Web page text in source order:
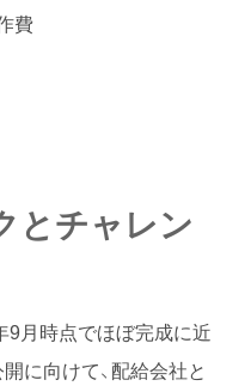
費
とチャレン
9月時点でほぼ完成に近
に向けて、配給会社と